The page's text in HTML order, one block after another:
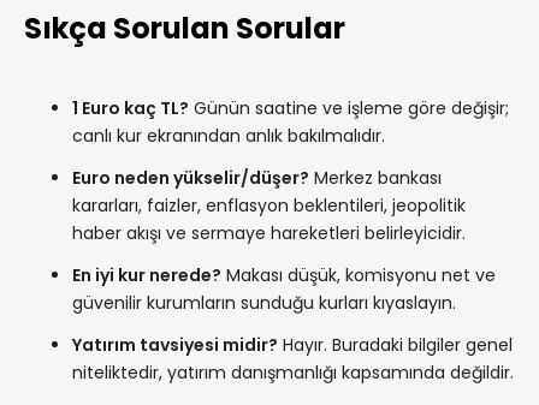
Sıkça Sorulan Sorular
1 Euro kaç TL? Günün saatine ve işleme göre değişir;
canlı kur ekranından anlık bakılmalıdır.
Euro neden yükselir/düşer? Merkez bankası
kararları, faizler, enflasyon beklentileri, jeopolitik
haber akışı ve sermaye hareketleri belirleyicidir.
En iyi kur nerede? Makası düşük, komisyonu net ve
güvenilir kurumların sunduğu kurları kıyaslayın.
Yatırım tavsiyesi midir? Hayır. Buradaki bilgiler genel
niteliktedir, yatırım danışmanlığı kapsamında değildir.